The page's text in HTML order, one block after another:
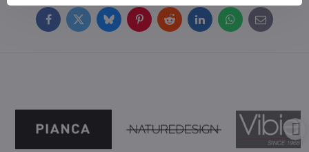
FacebookTwitterBlueskyPinterestReddit LinkedInWhatsApp
E-
mail